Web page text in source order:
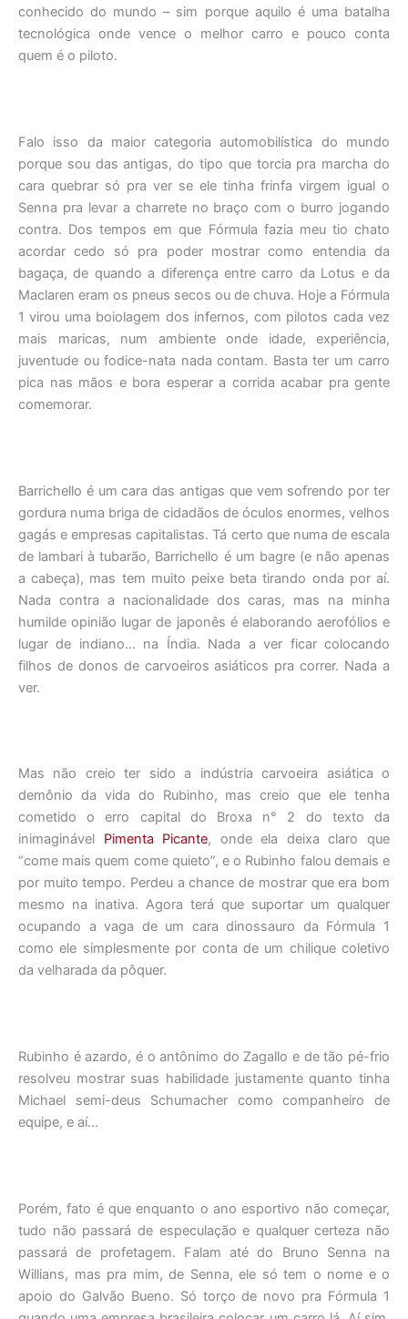
conhecido do mundo – sim porque aquilo é uma batalha
tecnológica onde vence o melhor carro e pouco conta
quem é o piloto.
Falo isso da maior categoria automobilística do mundo
porque sou das antigas, do tipo que torcia pra marcha do
cara quebrar só pra ver se ele tinha frinfa virgem igual o
Senna pra levar a charrete no braço com o burro jogando
contra. Dos tempos em que Fórmula fazia meu tio chato
acordar cedo só pra poder mostrar como entendia da
bagaça, de quando a diferença entre carro da Lotus e da
Maclaren eram os pneus secos ou de chuva. Hoje a Fórmula
1 virou uma boiolagem dos infernos, com pilotos cada vez
mais maricas, num ambiente onde idade, experiência,
juventude ou fodice-nata nada contam. Basta ter um carro
pica nas mãos e bora esperar a corrida acabar pra gente
comemorar.
Barrichello é um cara das antigas que vem sofrendo por ter
gordura numa briga de cidadãos de óculos enormes, velhos
gagás e empresas capitalistas. Tá certo que numa de escala
de lambari à tubarão, Barrichello é um bagre (e não apenas
a cabeça), mas tem muito peixe beta tirando onda por aí.
Nada contra a nacionalidade dos caras, mas na minha
humilde opinião lugar de japonês é elaborando aerofólios e
lugar de indiano… na Índia. Nada a ver ficar colocando
filhos de donos de carvoeiros asiáticos pra correr. Nada a
ver.
Mas não creio ter sido a indústria carvoeira asiática o
demônio da vida do Rubinho, mas creio que ele tenha
cometido o erro capital do Broxa n° 2 do texto da
inimaginável Pimenta Picante, onde ela deixa claro que
“come mais quem come quieto”, e o Rubinho falou demais e
por muito tempo. Perdeu a chance de mostrar que era bom
mesmo na inativa. Agora terá que suportar um qualquer
ocupando a vaga de um cara dinossauro da Fórmula 1
como ele simplesmente por conta de um chilique coletivo
da velharada da pôquer.
Rubinho é azardo, é o antônimo do Zagallo e de tão pé-frio
resolveu mostrar suas habilidade justamente quanto tinha
Michael semi-deus Schumacher como companheiro de
equipe, e aí…
Porém, fato é que enquanto o ano esportivo não começar,
tudo não passará de especulação e qualquer certeza não
passará de profetagem. Falam até do Bruno Senna na
Willians, mas pra mim, de Senna, ele só tem o nome e o
apoio do Galvão Bueno. Só torço de novo pra Fórmula 1